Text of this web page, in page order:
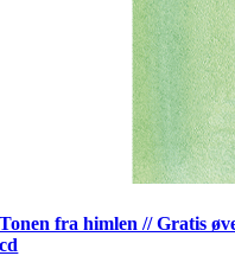
Tonen fra himlen // Gratis
cd